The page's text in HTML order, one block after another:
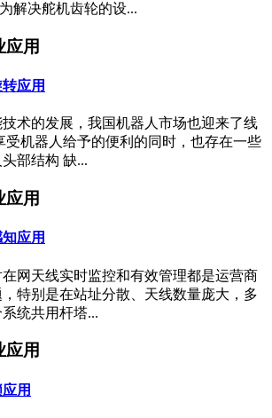
解决舵机齿轮的设...
用
应用
术的发展，我国机器人市场也迎来了线
受机器人给予的便利的同时，也存在一些
部结构 缺...
用
应用
网天线实时监控和有效管理都是运营商
特别是在站址分散、天线数量庞大，多
统共用杆塔...
用
用